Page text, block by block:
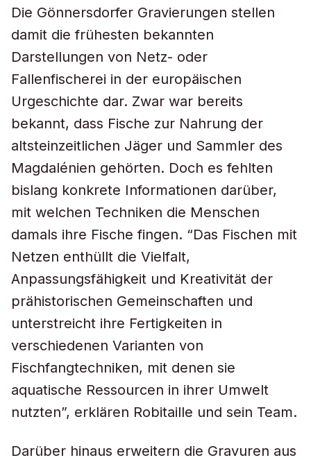
Die Gönnersdorfer Gravierungen stellen
damit die frühesten bekannten
Darstellungen von Netz- oder
Fallenfischerei in der europäischen
Urgeschichte dar. Zwar war bereits
bekannt, dass Fische zur Nahrung der
altsteinzeitlichen Jäger und Sammler des
Magdalénien gehörten. Doch es fehlten
bislang konkrete Informationen darüber,
mit welchen Techniken die Menschen
damals ihre Fische fingen. “Das Fischen mit
Netzen enthüllt die Vielfalt,
Anpassungsfähigkeit und Kreativität der
prähistorischen Gemeinschaften und
unterstreicht ihre Fertigkeiten in
verschiedenen Varianten von
Fischfangtechniken, mit denen sie
aquatische Ressourcen in ihrer Umwelt
nutzten”, erklären Robitaille und sein Team.
Darüber hinaus erweitern die Gravuren aus